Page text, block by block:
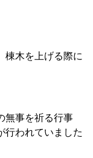
棟木を上げる際に
無事を祈る行事
行われていました